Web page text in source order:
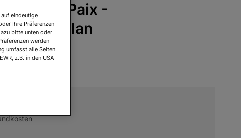
de la Paix -
Porzellan
auf eindeutige
Ihre Präferenzen
bitte unten oder
werden
umfasst alle Seiten
z.B. in den USA